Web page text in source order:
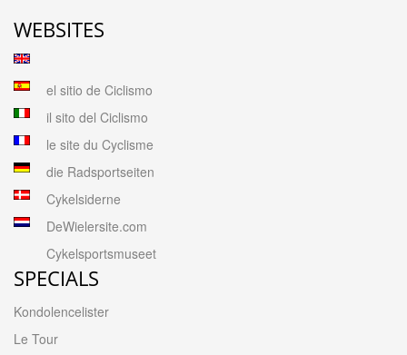
WEBSITES
el sitio de Ciclismo
il sito del Ciclismo
le site du Cyclisme
die Radsportseiten
Cykelsiderne
DeWielersite.com
Cykelsportsmuseet
SPECIALS
Kondolencelister
Le Tour